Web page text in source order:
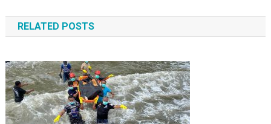
pos
RELATED POSTS